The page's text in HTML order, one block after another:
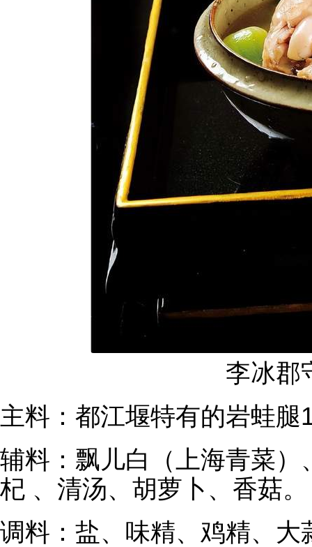
李冰郡
主料：都江堰特有的岩蛙
辅料：飘儿白（上海青菜
杞 、清汤、胡萝卜、香菇。
调料：盐、味精、鸡精、